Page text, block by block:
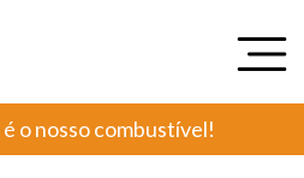
o nosso combustível!